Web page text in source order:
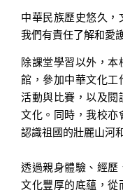
中華民族歷史悠久，
我們有責任了解和愛
除課堂學習以外，
館，參加中華文化工
活動與比賽，以及閱
文化。同時，我校亦
認識祖國的壯麗山河
透過親身體驗、經歷
文化豐厚的底蘊，從